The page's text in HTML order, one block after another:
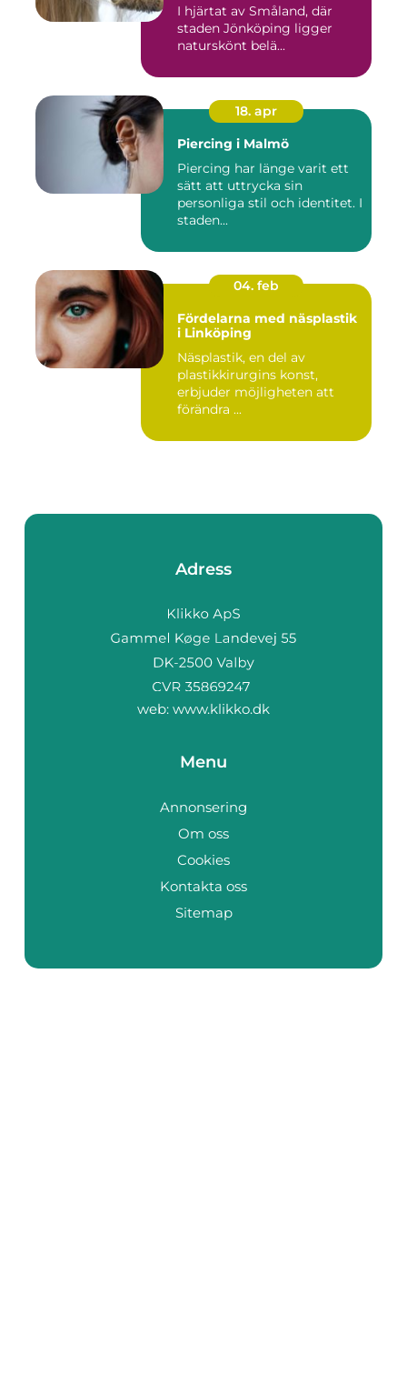
I hjärtat av Småland, där
staden Jönköping ligger
naturskönt belä...
18. apr
Piercing i Malmö
Piercing har länge varit ett
sätt att uttrycka sin
personliga stil och identitet. I
staden...
04. feb
Fördelarna med näsplastik
i Linköping
Näsplastik, en del av
plastikkirurgins konst,
erbjuder möjligheten att
förändra ...
Adress
web: www.klikko.dk
Menu
Annonsering
Om oss
Cookies
Kontakta oss
Sitemap